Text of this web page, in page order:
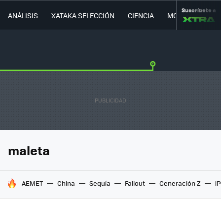
ANÁLISIS XATAKA SELECCIÓN CIENCIA MOVILIDAD
Suscríbete a
maleta
HOY SE HABLA DE
AEMET China Sequía Fallout Generación Z